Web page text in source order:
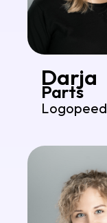
Darja
Parts
Logopeed